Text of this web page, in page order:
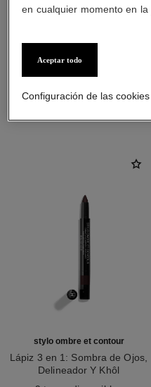
stylo ombre et contour
Lápiz 3 en 1: Sombra de Ojos,
Delineador Y Khôl
en cualquier momento en la
Aceptar todo
Configuración de las cookies